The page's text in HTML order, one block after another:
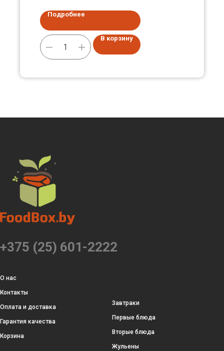
Подробнее
В корзину
+375 (25) 601-2222
О нас
Контакты
Оплата и доставка
Гарантия качества
Корзина
Завтраки
Первые блюда
Вторые блюда
Жульены